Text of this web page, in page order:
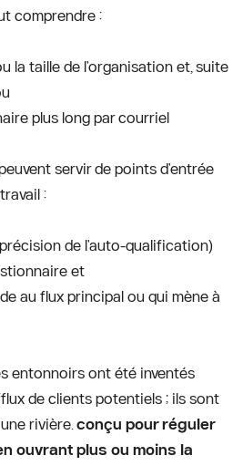
comprendre :
la taille de l'organisation et, suite
plus long par courriel
servir de points d'entrée
:
de l'auto-qualification)
et
au flux principal ou qui mène à
entonnoirs ont été inventés
de clients potentiels ; ils sont
rivière. conçu pour réguler
ouvrant plus ou moins la